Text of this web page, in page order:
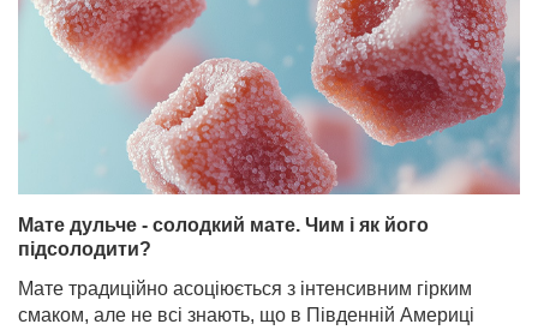
Мате дульче - солодкий мате. Чим і як його
підсолодити?
Мате традиційно асоціюється з інтенсивним гірким
смаком, але не всі знають, що в Південній Америці